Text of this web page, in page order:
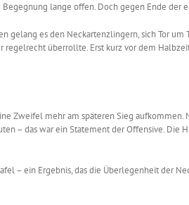
lange offen. Doch gegen Ende der
gelang es den Neckartenzlingern, sich Tor
regelrecht überrollte. Erst kurz vor dem
Zweifel mehr am späteren Sieg
– das war ein Statement der Offensive.
– ein Ergebnis, das die Überlegenheit der